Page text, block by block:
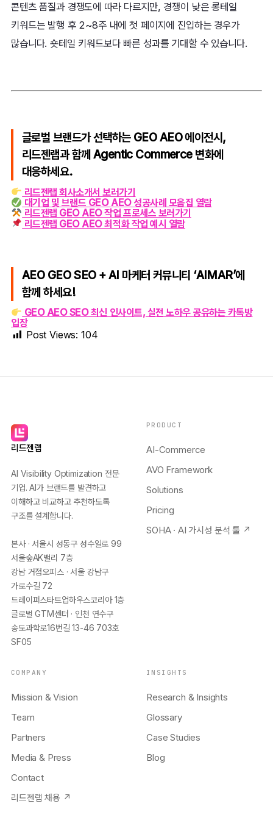
콘텐츠 품질과 경쟁도에 따라 다르지만, 경쟁이 낮은 롱테일
키워드는 발행 후 2~8주 내에 첫 페이지에 진입하는 경우가
많습니다. 숏테일 키워드보다 빠른 성과를 기대할 수 있습니다.
글로벌 브랜드가 선택하는 GEO AEO 에이전시,
리드젠랩과 함께 Agentic Commerce 변화에
대응하세요.
리드젠랩 회사소개서 보러가기
대기업 및 브랜드 GEO AEO 성공사례 모음집 열람
리드젠랩 GEO AEO 작업 프로세스 보러가기
리드젠랩 GEO AEO 최적화 작업 예시 열람
AEO GEO SEO + AI 마케터 커뮤니티 ‘AIMAR’에
함께 하세요!
GEO AEO SEO 최신 인사이트, 실전 노하우 공유하는 카톡방
입장
Post Views: 104
리드젠랩
AI Visibility Optimization 전문
기업. AI가 브랜드를 발견하고
이해하고 비교하고 추천하도록
구조를 설계합니다.
본사 · 서울시 성동구 성수일로 99
서울숲AK밸리 7층
강남 거점오피스 · 서울 강남구
가로수길 72
드레이퍼스타트업하우스코리아 1층
글로벌 GTM센터 · 인천 연수구
송도과학로16번길 13-46 703호
SF05
PRODUCT
AI-Commerce
AVO Framework
Solutions
Pricing
SOHA · AI 가시성 분석 툴 ↗
COMPANY
Mission & Vision
Team
Partners
Media & Press
Contact
리드젠랩 채용 ↗
INSIGHTS
Research & Insights
Glossary
Case Studies
Blog